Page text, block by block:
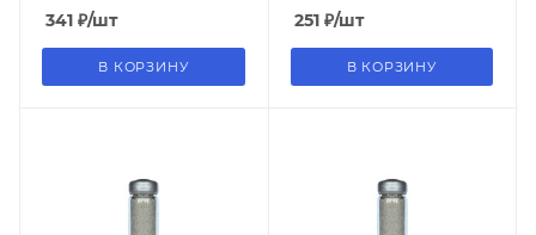
341 ₽/шт
В КОРЗИНУ
251₽/шт
В КОРЗИНУ